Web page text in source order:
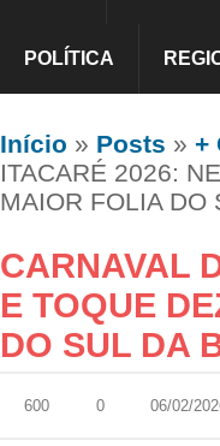
POLÍTICA
Início » Posts » +
ITACARÉ 2026:
MAIOR FOLIA DO
CARNAVAL
E TOQUE
DO SUL DA
600 0 06/02/